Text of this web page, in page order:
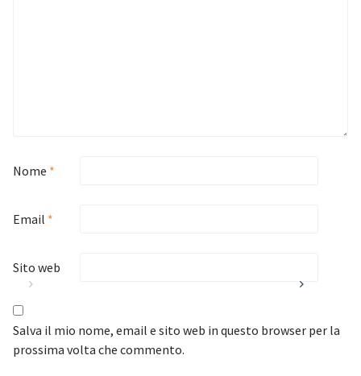
Nome *
Email *
Sito web
Salva il mio nome, email e sito web in questo browser per la
prossima volta che commento.